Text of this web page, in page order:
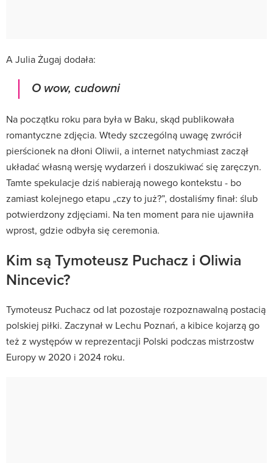
A Julia Żugaj dodała:
O wow, cudowni
Na początku roku para była w Baku, skąd publikowała
romantyczne zdjęcia. Wtedy szczególną uwagę zwrócił
pierścionek na dłoni Oliwii, a internet natychmiast zaczął
układać własną wersję wydarzeń i doszukiwać się zaręczyn.
Tamte spekulacje dziś nabierają nowego kontekstu - bo
zamiast kolejnego etapu „czy to już?”, dostaliśmy finał: ślub
potwierdzony zdjęciami. Na ten moment para nie ujawniła
wprost, gdzie odbyła się ceremonia.
Kim są Tymoteusz Puchacz i Oliwia
Nincevic?
Tymoteusz Puchacz od lat pozostaje rozpoznawalną postacią
polskiej piłki. Zaczynał w Lechu Poznań, a kibice kojarzą go
też z występów w reprezentacji Polski podczas mistrzostw
Europy w 2020 i 2024 roku.